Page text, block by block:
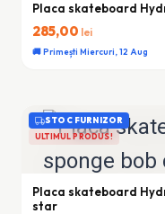
Placa skateboard
285,00 lei
🚚 Primești Miercuri, 12 Aug
STOC FURNIZOR
ULTIMUL PRODUS!
Placa skateboard
star